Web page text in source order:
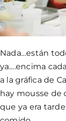
Nada…están
ya….encima
a la gráfica de
hay mousse de
que ya era